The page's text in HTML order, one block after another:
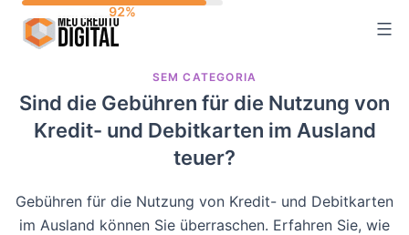
SEM CATEGORIA
Sind die Gebühren für die Nutzung von
Kredit- und Debitkarten im Ausland
teuer?
Gebühren für die Nutzung von Kredit- und Debitkarten
im Ausland können Sie überraschen. Erfahren Sie, wie